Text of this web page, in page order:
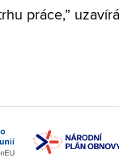
práce,”